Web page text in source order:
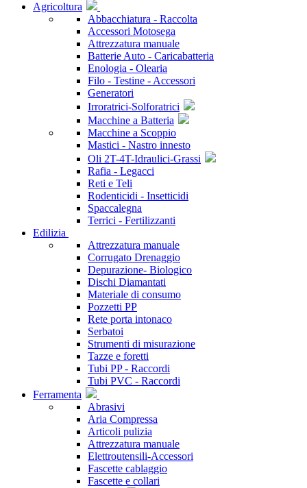
Agricoltura
Abbacchiatura - Raccolta
Accessori Motosega
Attrezzatura manuale
Batterie Auto - Caricabatteria
Enologia - Olearia
Filo - Testine - Accessori
Generatori
Irroratrici-Solforatrici
Macchine a Batteria
Macchine a Scoppio
Mastici - Nastro innesto
Oli 2T-4T-Idraulici-Grassi
Rafia - Legacci
Reti e Teli
Rodenticidi - Insetticidi
Spaccalegna
Terrici - Fertilizzanti
Edilizia
Attrezzatura manuale
Corrugato Drenaggio
Depurazione- Biologico
Dischi Diamantati
Materiale di consumo
Pozzetti PP
Rete porta intonaco
Serbatoi
Strumenti di misurazione
Tazze e foretti
Tubi PP - Raccordi
Tubi PVC - Raccordi
Ferramenta
Abrasivi
Aria Compressa
Articoli pulizia
Attrezzatura manuale
Elettroutensili-Accessori
Fascette cablaggio
Fascette e collari